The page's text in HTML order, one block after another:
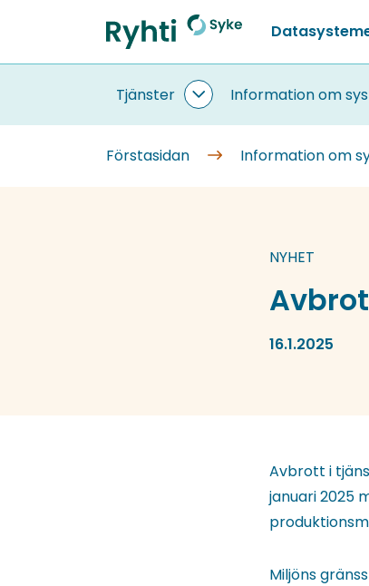
till
innehållet
Förstasidan
Tjänster
Tjänster
undersidor
Information om
Förstasidan
Information om
NYHET
16.1.2025
Avbrott i
januari 2025
Miljöns